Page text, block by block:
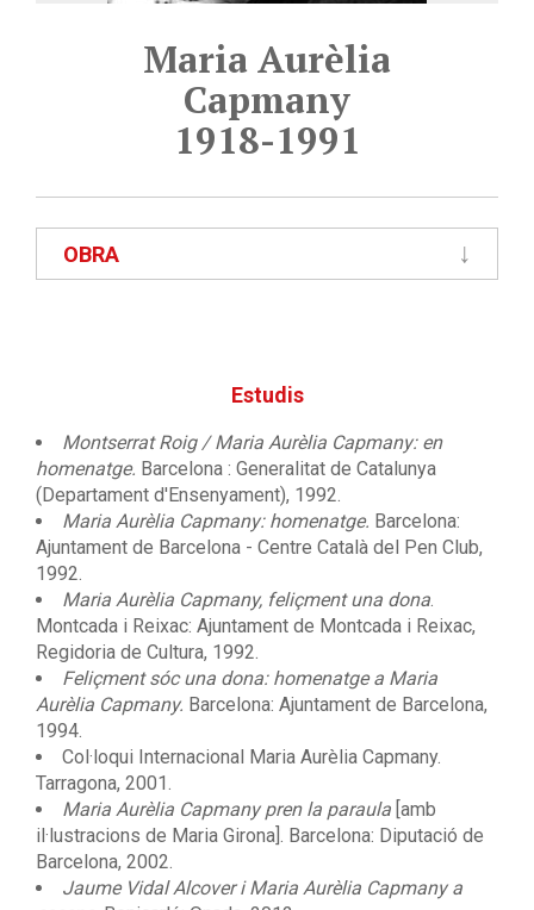
Maria Aurèlia
Capmany
1918-1991
OBRA
Estudis
Montserrat Roig / Maria Aurèlia Capmany: en
homenatge. Barcelona : Generalitat de Catalunya
(Departament d'Ensenyament), 1992.
Maria Aurèlia Capmany: homenatge. Barcelona:
Ajuntament de Barcelona - Centre Català del Pen Club,
1992.
Maria Aurèlia Capmany, feliçment una dona
Montcada i Reixac: Ajuntament de Montcada i Reixac,
Regidoria de Cultura, 1992.
Feliçment sóc una dona: homenatge a Maria
Aurèlia Capmany. Barcelona: Ajuntament de Barcelona,
1994.
Col·loqui Internacional Maria Aurèlia Capmany.
Tarragona, 2001.
Maria Aurèlia Capmany pren la paraula [amb
il·lustracions de Maria Girona]. Barcelona: Diputació de
Barcelona, 2002.
Jaume Vidal Alcover i Maria Aurèlia Capmany a